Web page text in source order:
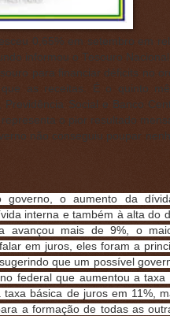
0,65% em setembro em
informou o Tesouro
para financiar déficits no
as receitas. É o quinto
Previdência Social e Banco
o pior resultado
não conseguiu poupar
governo, o aumento da
interna e também à alta do
avançou mais de 9%, o
em juros, eles foram a
que um possível
federal que aumentou a
taxa básica de juros em 11%,
a formação de todas as